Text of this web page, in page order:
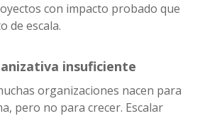
con impacto probado que
de escala.
insuficiente
organizaciones nacen para
pero no para crecer. Escalar